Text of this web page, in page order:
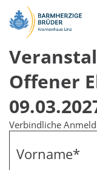
Offener
Verbindliche
Vorname*